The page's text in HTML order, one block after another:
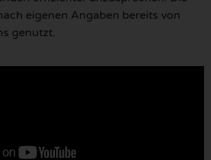
eigenen Angaben bereits von
genutzt.